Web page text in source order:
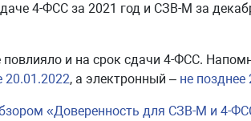
4-ФСС за 2021 год и СЗВ-М за
повлияло и на срок сдачи 4-ФСС.
20.01.2022, а электронный – не позднее
«Доверенность для СЗВ-М и 4-